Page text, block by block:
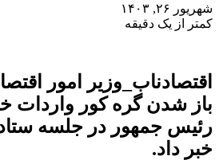
شهریور ۲۶, ۱۴۰۳
کمتر از یک دقیقه
اقتصادناب_وزیر امور
باز شدن گره کور واردات
رئیس جمهور در جلسه
خبر داد.